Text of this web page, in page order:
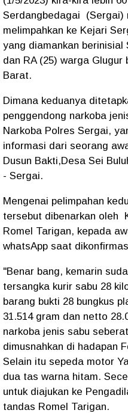
Serdangbedagai (Sergai)
melimpahkan ke Kejari
yang diamankan berinisial
dan RA (25) warga
Barat.
Dimana keduanya
penggendong narkoba
Narkoba Polres Sergai,
informasi dari seorang
Dusun Bakti,Desa Sei
- Sergai.
Mengenai pelimpahan
tersebut dibenarkan oleh
Romel Tarigan, kepada
whatsApp saat
"Benar bang, kemarin
tersangka kurir sabu 28
barang bukti 28 bungkus
31.514 gram dan netto
narkoba jenis sabu
dimusnahkan di hadapan
Selain itu sepeda motor
dua tas warna hitam.
untuk diajukan ke
tandas Romel Tarigan.